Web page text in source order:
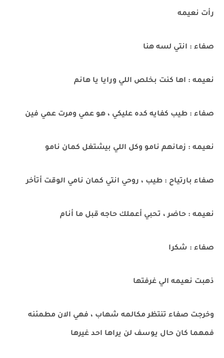
رأت نعيمه
صفاء : انتي لسه هنا
نعيمه : اها كنت بخلص اللي ورايا يا هانم
صفاء : طيب كفايه كده عليكي ، هو عمي ومرت عمي فين
نعيمه : زمانهم نامو وكل اللي بيشتغل كمان نامو
صفاء بارتياح : طيب ، روحي انتي كمان نامي الوقت أتأخر
نعيمه : حاضر ، تحبي أعملك حاجه قبل ما أنام
صفاء : شكرا
ذهبت نعيمه الي غرفتها
وخرجت صفاء تنتظر مكالمه شهاب ، فهي الان مطمئنه
فمهما كان حال يوسف لن يراها احد غيرها